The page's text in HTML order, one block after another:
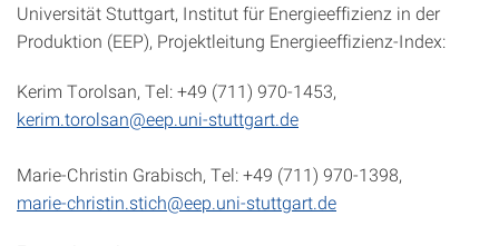
Universität Stuttgart, Institut für Energieeffizienz in der
Produktion (EEP), Projektleitung Energieeffizienz-Index:
Kerim Torolsan, Tel: +49 (711) 970-1453,
kerim.torolsan@eep.uni-stuttgart.de
Marie-Christin Grabisch, Tel: +49 (711) 970-1398,
marie-christin.stich@eep.uni-stuttgart.de